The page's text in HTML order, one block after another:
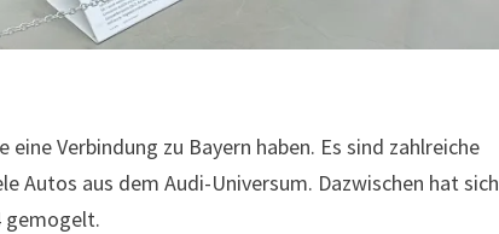
Verbindung zu Bayern haben. Es sind zahlreiche
Autos aus dem Audi-Universum. Dazwischen hat sich
gemogelt.